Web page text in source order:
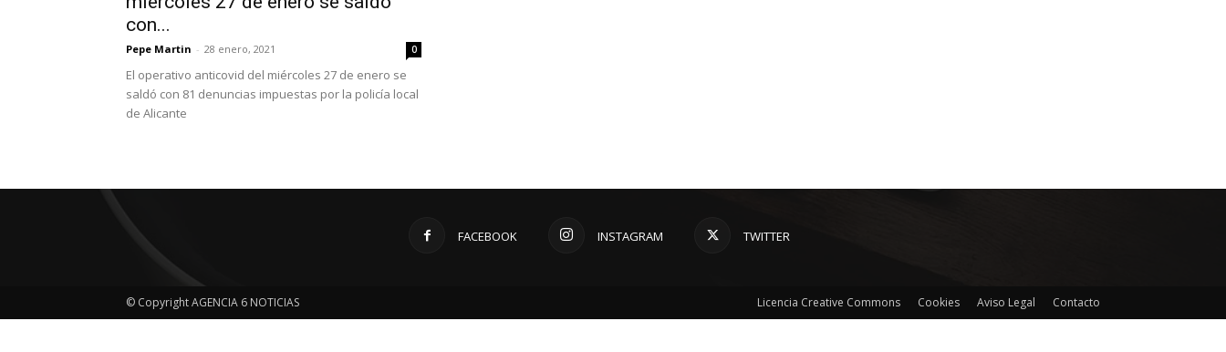
con...
Pepe Martin - 28 enero, 2021 0
El operativo anticovid del miércoles 27 de enero se
saldó con 81 denuncias impuestas por la policía local
de Alicante
FACEBOOK INSTAGRAM TWITTER
Licencia Creative Commons Cookies Aviso Legal Contacto
© Copyright AGENCIA 6 NOTICIAS